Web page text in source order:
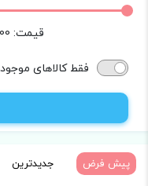
قیمت:
فقط کالاهای موجود
پیش فرض جدیدترین